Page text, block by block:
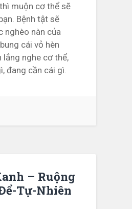
muộn cơ thể sẽ
Bệnh tật sẽ
nàn của
cái vỏ hèn
lắng nghe cơ thể,
đang cần cái gì.
– Ruộng
Tự-Nhiên